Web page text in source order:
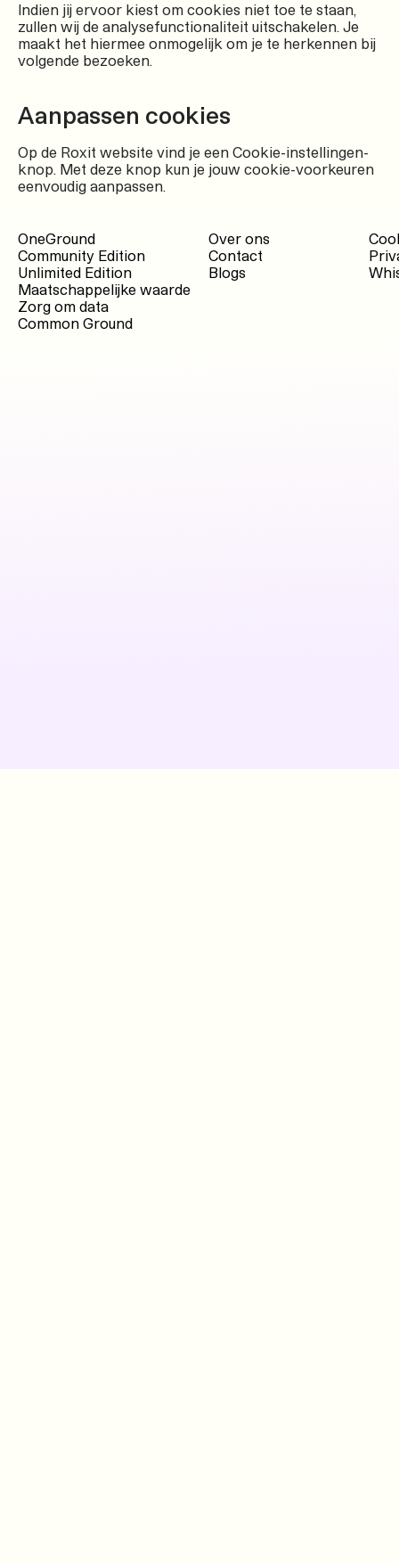
Indien jij ervoor kiest om cookies niet toe te staan,
zullen wij de analysefunctionaliteit uitschakelen. Je
maakt het hiermee onmogelijk om je te herkennen bij
volgende bezoeken.
Aanpassen cookies
Op de Roxit website vind je een Cookie-instellingen-
knop. Met deze knop kun je jouw cookie-voorkeuren
eenvoudig aanpassen.
Over ons
Contact
Blogs
OneGround
Community Edition
Unlimited Edition
Maatschappelijke waarde
Zorg om data
Common Ground